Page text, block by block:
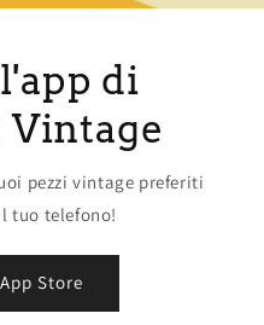
di
Vintage
pezzi vintage preferiti
tuo telefono!
Store